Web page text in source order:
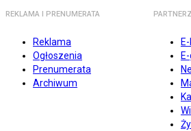
REKLAMA I PRENUMERATA
Reklama
Ogłoszenia
Prenumerata
Archiwum